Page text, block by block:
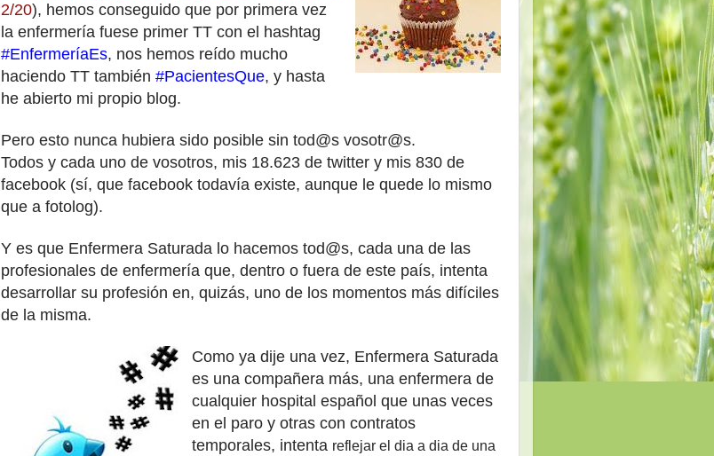
2/20), hemos conseguido que por primera vez
la enfermería fuese primer TT con el hashtag
#EnfermeríaEs, nos hemos reído mucho
haciendo TT también #PacientesQue, y hasta
he abierto mi propio blog.
Pero esto nunca hubiera sido posible sin tod@s vosotr@s.
Todos y cada uno de vosotros, mis 18.623 detwitter y mis 830 de
facebook (sí, que facebook todavía existe, aunque le quede lo mismo
que a fotolog).
Y es que Enfermera Saturadalo hacemos tod@s, cada una de las
profesionales de enfermería que, dentro o fuera de este país, intenta
desarrollar su profesión en, quizás, uno de los momentos más difíciles
de la misma.
Como ya dije una vez, Enfermera Saturada
es una compañera más, una enfermera de
cualquier hospital español que unas veces
en el paro y otras con contratos
temporales, intenta reflejar el dia a dia de una